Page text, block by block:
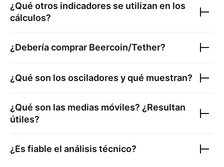
¿Qué otros indicadores se utilizan en los
cálculos?
¿Debería comprar Beercoin/Tether?
¿Qué son los osciladores y qué muestran?
¿Qué son las medias móviles? ¿Resultan
útiles?
¿Es fiable el análisis técnico?